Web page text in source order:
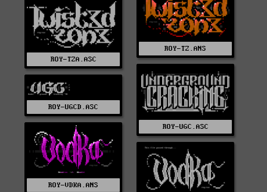
ROY-TZ.ANS
ROY-TZA.ASC
ROY-UGC.ASC
ROY-UGCD.ASC
ROY-VDKA.ANS